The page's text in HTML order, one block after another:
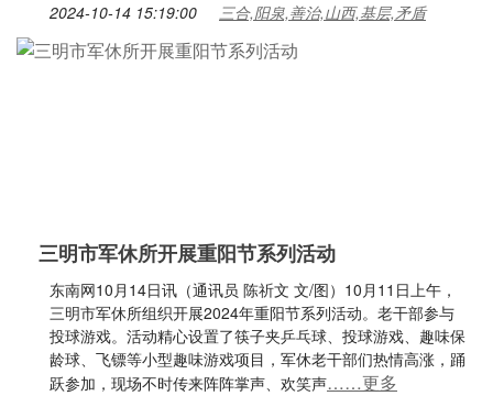
2024-10-14 15:19:00 三合,阳泉,善治,山西,基层,矛盾
三明市军休所开展重阳节系列活动
东南网10月14日讯（通讯员 陈祈文 文/图）10月11日上午，
三明市军休所组织开展2024年重阳节系列活动。老干部参与
投球游戏。活动精心设置了筷子夹乒乓球、投球游戏、趣味保
龄球、飞镖等小型趣味游戏项目，军休老干部们热情高涨，踊
跃参加，现场不时传来阵阵掌声、欢笑声……更多